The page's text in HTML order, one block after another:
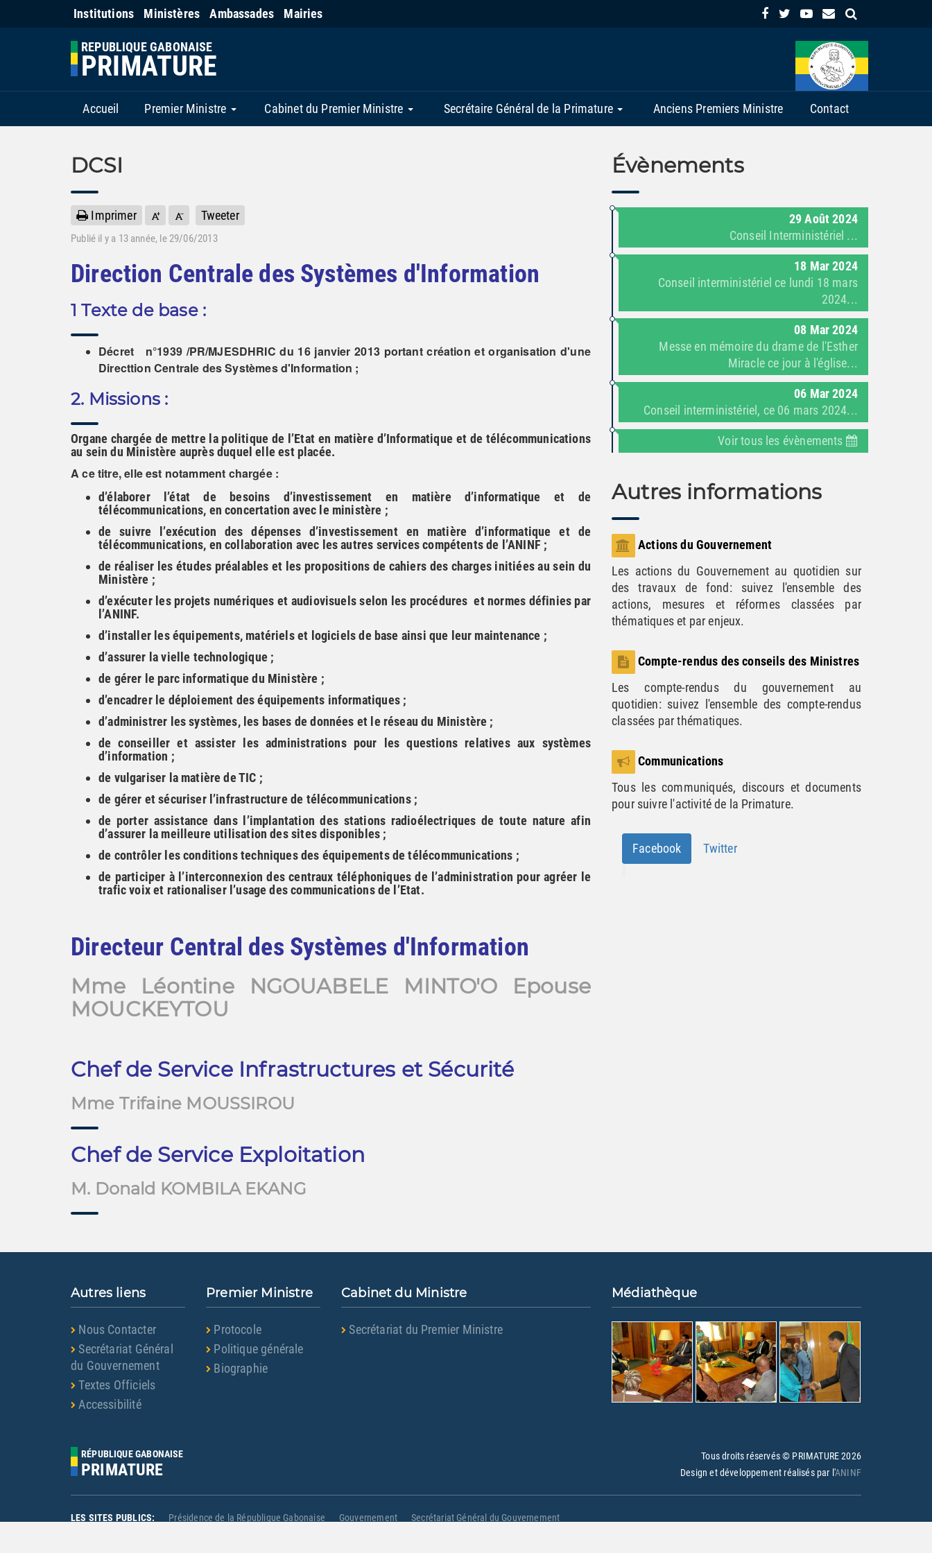
Institutions Ministères Ambassades Mairies
REPUBLIQUE GABONAISE
PRIMATURE
Accueil Premier Ministre Cabinet du Premier Ministre Secrétaire Général de la Primature Anciens Premiers Ministre Contact
DCSI
Imprimer Tweeter
Publié il y a 13 année, le 29/06/2013
Direction Centrale des Systèmes d'Information
1 Texte de base :
Décret n°1939 /PR/MJESDHRIC du 16 janvier 2013 portant création et organisation d'une
Directtion Centrale des Systèmes d'Information ;
2. Missions :
Organe chargée de mettre la politique de l’Etat en matière d’Informatique et de télécommunications
au sein du Ministère auprès duquel elle est placée.
A ce titre, elle est notamment chargée :
d’élaborer l’état de besoins d’investissement en matière d’informatique et de
télécommunications, en concertation avec le ministère ;
de suivre l’exécution des dépenses d’investissement en matière d’informatique et de
télécommunications, en collaboration avec les autres services compétents de l’ANINF ;
de réaliser les études préalables et les propositions de cahiers des charges initiées au sein du
Ministère ;
d’exécuter les projets numériques et audiovisuels selon les procédures et normes définies par
l’ANINF.
d’installer les équipements, matériels et logiciels de base ainsi que leur maintenance ;
d’assurer la vielle technologique ;
de gérer le parc informatique du Ministère ;
d’encadrer le déploiement des équipements informatiques ;
d’administrer les systèmes, les bases de données et le réseau du Ministère ;
de conseiller et assister les administrations pour les questions relatives aux systèmes
d’information ;
de vulgariser la matière de TIC ;
de gérer et sécuriser l’infrastructure de télécommunications ;
de porter assistance dans l’implantation des stations radioélectriques de toute nature afin
d’assurer la meilleure utilisation des sites disponibles ;
de contrôler les conditions techniques des équipements de télécommunications ;
de participer à l’interconnexion des centraux téléphoniques de l’administration pour agréer le
trafic voix et rationaliser l’usage des communications de l’Etat.
Directeur Central des Systèmes d'Information
Mme Léontine NGOUABELE MINTO'O Epouse
MOUCKEYTOU
Chef de Service Infrastructures et Sécurité
Mme Trifaine MOUSSIROU
Chef de Service Exploitation
M. Donald KOMBILA EKANG
Évènements
29 Août 2024
Conseil Interministériel ...
18 Mar 2024
Conseil interministériel ce lundi 18 mars
2024...
08 Mar 2024
Messe en mémoire du drame de l'Esther
Miracle ce jour à l'église...
06 Mar 2024
Conseil interministériel, ce 06 mars 2024...
Voir tous les évènements
Autres informations
Actions du Gouvernement
Les actions du Gouvernement au quotidien sur
des travaux de fond: suivez l'ensemble des
actions, mesures et réformes classées par
thématiques et par enjeux.
Compte-rendus des conseils des Ministres
Les compte-rendus du gouvernement au
quotidien: suivez l'ensemble des compte-rendus
classées par thématiques.
Communications
Tous les communiqués, discours et documents
pour suivre l'activité de la Primature.
Facebook Twitter
Autres liens
Nous Contacter
Secrétariat Général
du Gouvernement
Textes Officiels
Accessibilité
Premier Ministre
Protocole
Politique générale
Biographie
Cabinet du Ministre
Secrétariat du Premier Ministre
Médiathèque
RÉPUBLIQUE GABONAISE
PRIMATURE
Tous droits réservés © PRIMATURE2026
Design et développement réalisés par l'ANINF
LES SITES PUBLICS: Présidence de la République Gabonaise Gouvernement Secrétariat Général du Gouvernement